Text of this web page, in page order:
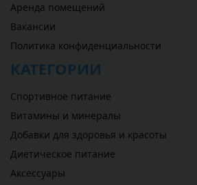
Аренда помещений
Вакансии
Политика конфиденциальности
КАТЕГОРИИ
Спортивное питание
Витамины и минералы
Добавки для здоровья и красоты
Диетическое питание
Аксессуары